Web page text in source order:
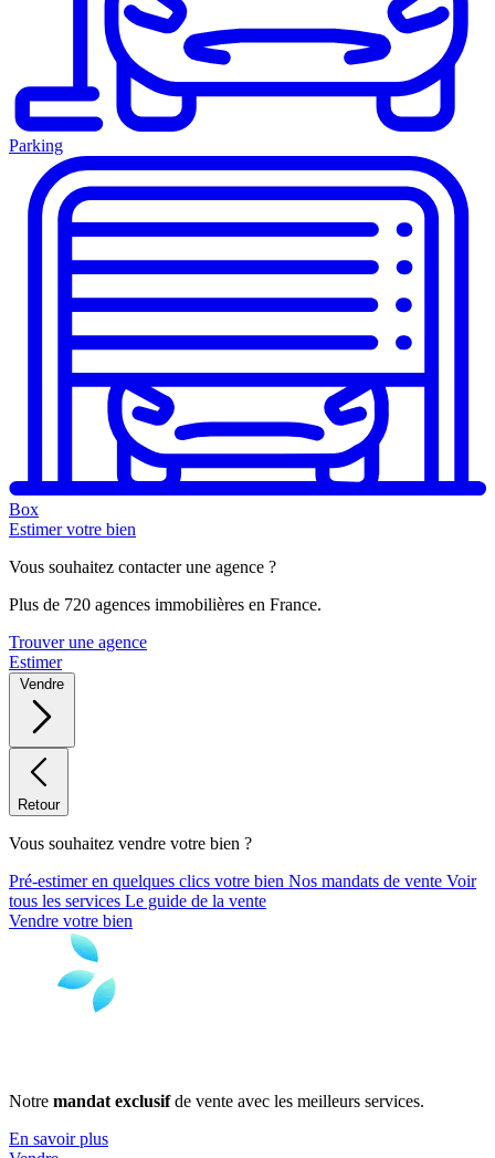
Parking
Box
Estimer votre bien
Vous souhaitez contacter une agence ?
Plus de 720 agences immobilières en France.
Trouver une agence
Estimer
Vendre
Retour
Vous souhaitez vendre votre bien ?
Pré-estimer en quelques clics votre bien Nos mandats de vente Voir
tous les services Le guide de la vente
Vendre votre bien
Notre mandat exclusifde vente avec les meilleurs services.
En savoir plus